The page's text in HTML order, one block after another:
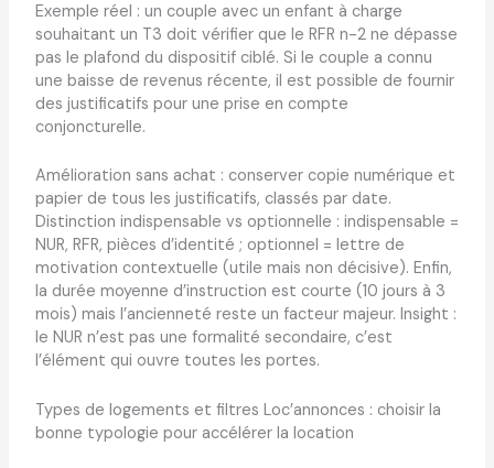
Exemple réel : un couple avec un enfant à charge
souhaitant un T3 doit vérifier que le RFR n-2 ne dépasse
pas le plafond du dispositif ciblé. Si le couple a connu
une baisse de revenus récente, il est possible de fournir
des justificatifs pour une prise en compte
conjoncturelle.
Amélioration sans achat : conserver copie numérique et
papier de tous les justificatifs, classés par date.
Distinction indispensable vs optionnelle : indispensable =
NUR, RFR, pièces d’identité ; optionnel = lettre de
motivation contextuelle (utile mais non décisive). Enfin,
la durée moyenne d’instruction est courte (10 jours à 3
mois) mais l’ancienneté reste un facteur majeur. Insight :
le NUR n’est pas une formalité secondaire, c’est
l’élément qui ouvre toutes les portes.
Types de logements et filtres Loc’annonces : choisir la
bonne typologie pour accélérer la location